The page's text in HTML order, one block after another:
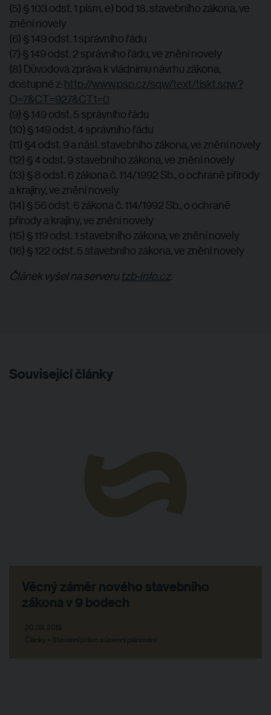
(5) § 103 odst. 1 písm. e) bod 18. stavebního zákona, ve
znění novely
(6) § 149 odst. 1 správního řádu
(7) § 149 odst. 2 správního řádu, ve znění novely
(8) Důvodová zpráva k vládnímu návrhu zákona,
dostupné z: http://www.psp.cz/sqw/text/tiskt.sqw?
O=7&CT=927&CT1=0
(9) § 149 odst. 5 správního řádu
(10) § 149 odst. 4 správního řádu
(11) §4 odst. 9 a násl. stavebního zákona, ve znění novely
(12) § 4 odst. 9 stavebního zákona, ve znění novely
(13) § 8 odst. 6 zákona č. 114/1992 Sb., o ochraně přírody
a krajiny, ve znění novely
(14) § 56 odst. 6 zákona č. 114/1992 Sb., o ochraně
přírody a krajiny, ve znění novely
(15) § 119 odst. 1 stavebního zákona, ve znění novely
(16) § 122 odst. 5 stavebního zákona, ve znění novely
Článek vyšel na serverutzb-info.cz.
Související články
Věcný záměr nového stavebního
zákona v 9 bodech
20. 03. 2019
Články > Stavební právo a územní plánování